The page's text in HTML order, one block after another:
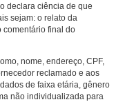
declara ciência de que
sejam: o relato da
comentário final do
nome, endereço, CPF,
reclamado e aos
de faixa etária, gênero
não individualizada para